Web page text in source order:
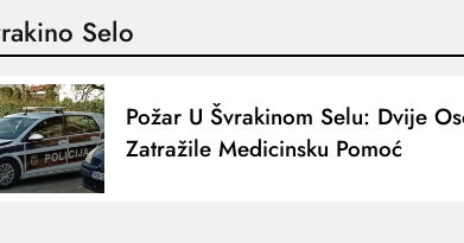
Selo
Požar U Švrakinom Selu: Dvije
Zatražile Medicinsku Pomoć